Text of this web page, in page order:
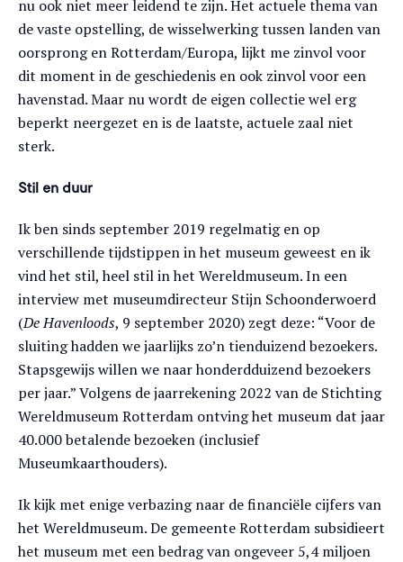
nu ook niet meer leidend te zijn. Het actuele thema van
de vaste opstelling, de wisselwerking tussen landen van
oorsprong en Rotterdam/Europa, lijkt me zinvol voor
dit moment in de geschiedenis en ook zinvol voor een
havenstad. Maar nu wordt de eigen collectie wel erg
beperkt neergezet en is de laatste, actuele zaal niet
sterk.
Stil en duur
Ik ben sinds september 2019 regelmatig en op
verschillende tijdstippen in het museum geweest en ik
vind het stil, heel stil in het Wereldmuseum. In een
interview met museumdirecteur Stijn Schoonderwoerd
(De Havenloods, 9 september 2020) zegt deze: “Voor de
sluiting hadden we jaarlijks zo’n tienduizend bezoekers.
Stapsgewijs willen we naar honderdduizend bezoekers
per jaar.” Volgens de jaarrekening 2022 van de Stichting
Wereldmuseum Rotterdam ontving het museum dat jaar
40.000 betalende bezoeken (inclusief
Museumkaarthouders).
Ik kijk met enige verbazing naar de financiële cijfers van
het Wereldmuseum. De gemeente Rotterdam subsidieert
het museum met een bedrag van ongeveer 5,4 miljoen